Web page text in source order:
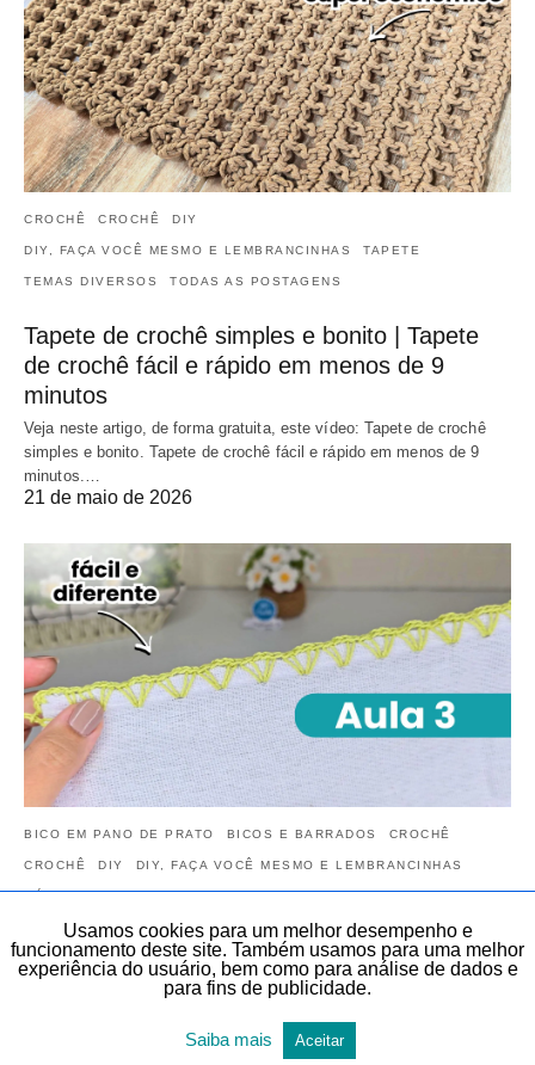
CROCHÊ CROCHÊ DIY
DIY, FAÇA VOCÊ MESMO E LEMBRANCINHAS TAPETE
TEMAS DIVERSOS TODAS AS POSTAGENS
Tapete de crochê simples e bonito | Tapete
de crochê fácil e rápido em menos de 9
minutos
Veja neste artigo, de forma gratuita, este vídeo: Tapete de crochê
simples e bonito. Tapete de crochê fácil e rápido em menos de 9
minutos.…
21 de maio de 2026
BICO EM PANO DE PRATO BICOS E BARRADOS CROCHÊ
CROCHÊ DIY DIY, FAÇA VOCÊ MESMO E LEMBRANCINHAS
SÉRIE BICOS PARA INICIANTES TEMAS DIVERSOS
TODAS AS POSTAGENS
Aprenda Bico de Crochê Simples e bonito
para Iniciantes do Zero
Usamos cookies para um melhor desempenho e
funcionamento deste site. Também usamos para uma melhor
experiência do usuário, bem como para análise de dados e
para fins de publicidade.
Saiba mais Aceitar